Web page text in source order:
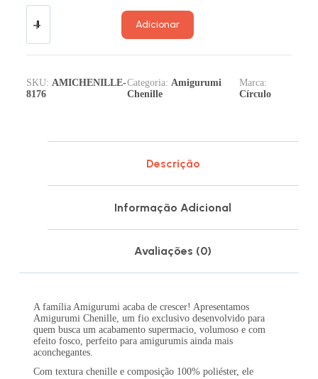
Adicionar
SKU: AMICHENILLE-
8176
Categoria:Amigurumi
Chenille
Marca:
Círculo
Descrição
Informação Adicional
Avaliações (0)
A família Amigurumi acaba de crescer! Apresentamos
Amigurumi Chenille, um fio exclusivo desenvolvido para
quem busca um acabamento supermacio, volumoso e com
efeito fosco, perfeito para amigurumis ainda mais
aconchegantes.
Com textura chenille e composição 100% poliéster, ele